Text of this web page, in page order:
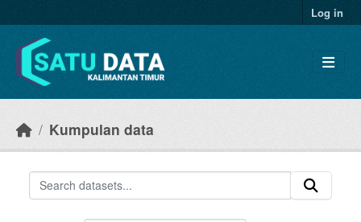
Log in
Kumpulan data